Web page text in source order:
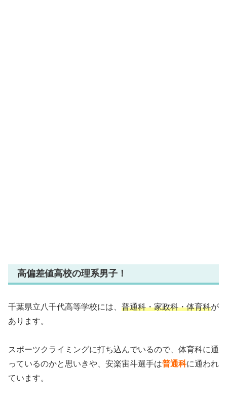
高偏差値高校の理系男子！
千葉県立八千代高等学校には、 普通科・家政科・体育科が
あります。
スポーツクライミングに打ち込んでいるので、体育科に通
っているのかと思いきや、安楽宙斗選手は普通科に通われ
ています。